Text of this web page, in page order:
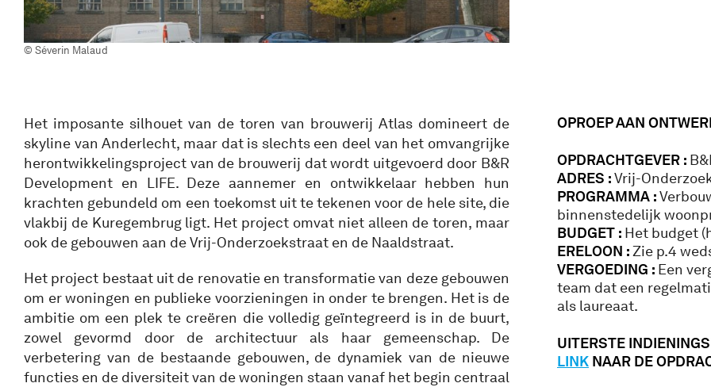
© Séverin Malaud
Het imposante silhouet van de toren van brouwerij Atlas domineert de
skyline van Anderlecht, maar dat is slechts een deel van het omvangrijke
herontwikkelingsproject van de brouwerij dat wordt uitgevoerd door B&R
Development en LIFE. Deze aannemer en ontwikkelaar hebben hun
krachten gebundeld om een toekomst uit te tekenen voor de hele site, die
vlakbij de Kuregembrug ligt. Het project omvat niet alleen de toren, maar
ook de gebouwen aan de Vrij-Onderzoekstraat en de Naaldstraat.
Het project bestaat uit de renovatie en transformatie van deze gebouwen
om er woningen en publieke voorzieningen in onder te brengen. Het is de
ambitie om een plek te creëren die volledig geïntegreerd is in de buurt,
zowel gevormd door de architectuur als haar gemeenschap. De
verbetering van de bestaande gebouwen, de dynamiek van de nieuwe
functies en de diversiteit van de woningen staan vanaf het begin centraal
OPROEP AAN
OPDRACHTGEVER :
ADRES :Vrij-
PROGRAMMA :
binnenstedelijk
BUDGET : Het budget
ERELOON :Zie p.4
VERGOEDING : Een
team dat een
als laureaat.
UITERSTE
LINK NAAR DE